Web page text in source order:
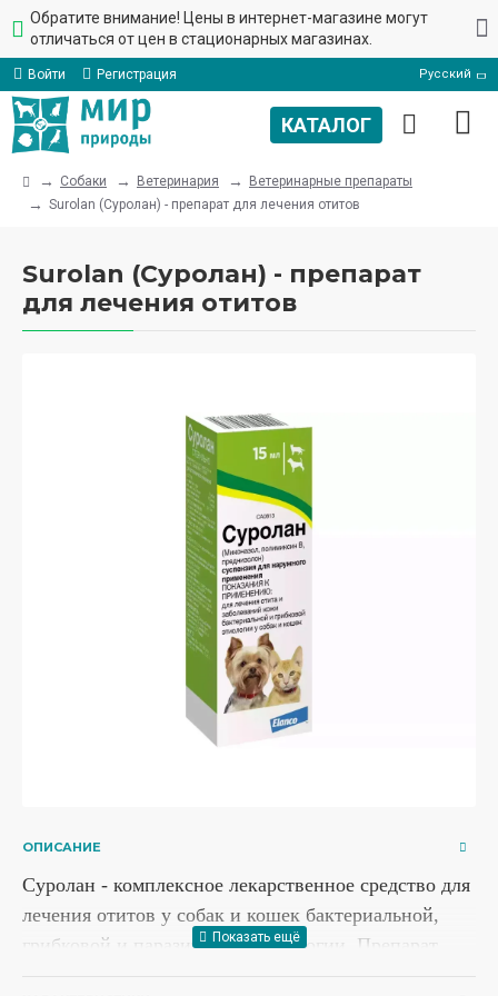
Обратите внимание! Цены в интернет-магазине могут
отличаться от цен в стационарных магазинах.
Войти Регистрация Русский
Собаки Ветеринария
Ветеринарные препараты
Surolan (Суролан) - препарат для лечения отитов
Surolan (Суролан) - препарат
для лечения отитов
ОПИСАНИЕ
Суролан - комплексное лекарственное средство для
лечения отитов у собак и кошек бактериальной,
грибковой и паразитарной этиологии. Препарат